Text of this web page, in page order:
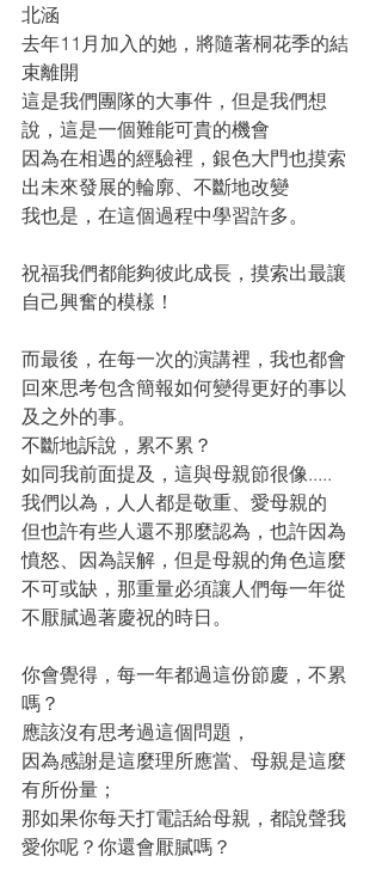
北涵
去年11月加入的她，將隨著桐花季的結
束離開
這是我們團隊的大事件，但是我們想
說，這是一個難能可貴的機會
因為在相遇的經驗裡，銀色大門也摸索
出未來發展的輪廓、不斷地改變
我也是，在這個過程中學習許多。
祝福我們都能夠彼此成長，摸索出最讓
自己興奮的模樣！
而最後，在每一次的演講裡，我也都會
回來思考包含簡報如何變得更好的事以
及之外的事。
不斷地訴說，累不累？
如同我前面提及，這與母親節很像.....
我們以為，人人都是敬重、愛母親的
但也許有些人還不那麼認為，也許因為
憤怒、因為誤解，但是母親的角色這麼
不可或缺，那重量必須讓人們每一年從
不厭膩過著慶祝的時日。
你會覺得，每一年都過這份節慶，不累
嗎？
應該沒有思考過這個問題，
因為感謝是這麼理所應當、母親是這麼
有所份量；
那如果你每天打電話給母親，都說聲我
愛你呢？你還會厭膩嗎？